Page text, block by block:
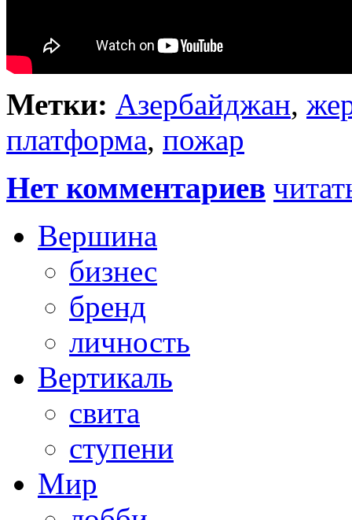
Метки: Азербайджан,
платформа, пожар
Нет комментариев
Вершина
бизнес
бренд
личность
Вертикаль
свита
ступени
Мир